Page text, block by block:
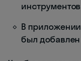
инструментов
В
был